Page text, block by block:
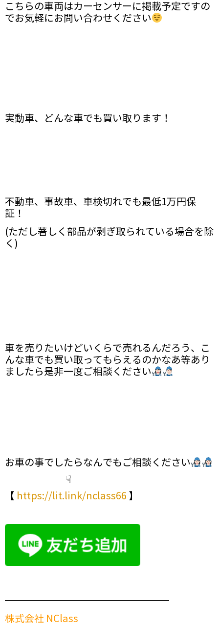
こちらの車両はカーセンサーに掲載予定ですの
でお気軽にお問い合わせください
実動車、どんな車でも買い取ります！
不動車、事故車、車検切れでも最低1万円保
証！
(ただし著しく部品が剥ぎ取られている場合を除
く)
車を売りたいけどいくらで売れるんだろう、こ
んな車でも買い取ってもらえるのかなあ等あり
ましたら是非一度ご相談ください
お車の事でしたらなんでもご相談ください
☟
【 https://lit.link/nclass66 】
━━━━━━━━━━━━━━━━━━━━━━━━
株式会社 NClass